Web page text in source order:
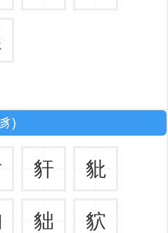
)
豻 豼
貀 貁